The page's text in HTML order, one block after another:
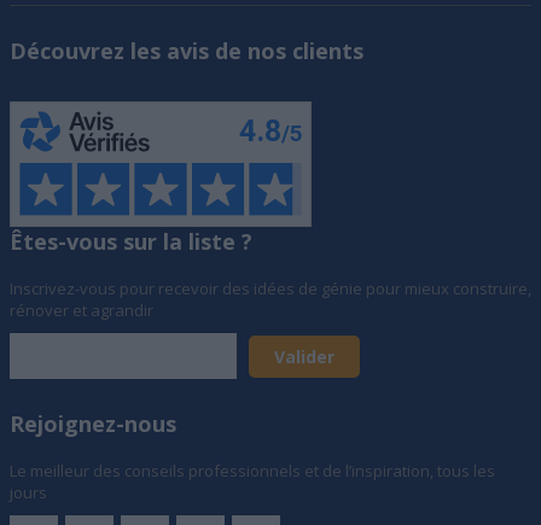
Découvrez les avis de nos clients
Êtes-vous sur la liste ?
Inscrivez-vous pour recevoir des idées de génie pour mieux construire,
rénover et agrandir
Rejoignez-nous
Le meilleur des conseils professionnels et de l’inspiration, tous les
jours